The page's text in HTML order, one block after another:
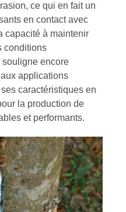
ce qui en fait un
en contact avec
capacité à maintenir
conditions
encore
applications
caractéristiques en
la production de
et performants.